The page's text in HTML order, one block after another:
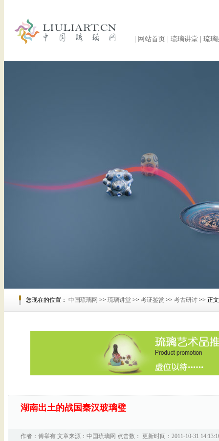
网站首页 琉璃讲堂 琉璃
您现在的位置： 中国琉璃网 >> 琉璃讲堂 >> 考证鉴赏 >> 考古研讨 >> 正文
湖南出土的战国秦汉玻璃璧
作者： 傅举有 文章来源： 中国琉璃网 点击数： 更新时间：2011-10-31